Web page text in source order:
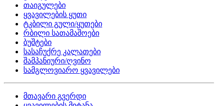
თაიგულები
ყვავილების ყუთი
ტკბილი გული/ყუთები
რბილი სათამაშოები
ბუშტები
სასაჩუქრე კალათები
შამპანიური/ღვინო
სამგლოვიარო ყვავილები
მთავარი გვერდი